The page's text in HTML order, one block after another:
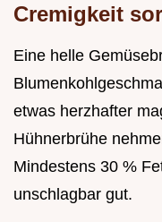
Cremigkeit
Eine helle
etwas herzhafter
Hühnerbrühe
Mindestens 30 %
unschlagbar gut.